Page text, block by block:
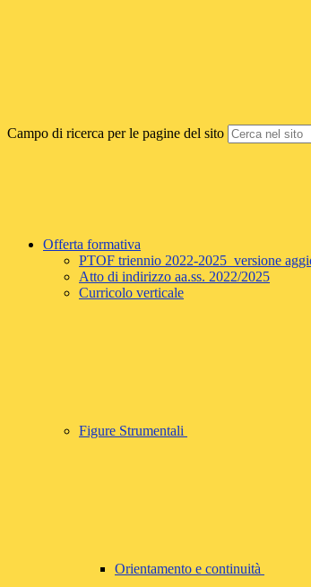
Campo di ricerca per le pagine del sito
Offerta formativa
PTOF triennio 2022-2025 versione
Atto di indirizzo aa.ss. 2022/2025
Curricolo verticale
Figure Strumentali
Orientamento e continuità